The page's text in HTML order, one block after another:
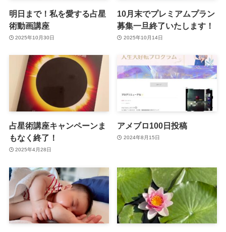
明日まで！私を愛する占星
術動画講座
2025年10月30日
10月末でプレミアムプラン
募集一旦終了いたします！
2025年10月14日
占星術講座キャンペーンま
もなく終了！
2025年4月28日
アメブロ100日投稿
2024年8月15日